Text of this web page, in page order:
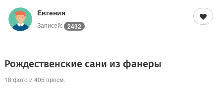
Евгения
Записей: 2432
Рождественские сани из фанеры
18 фото и 405 просм.